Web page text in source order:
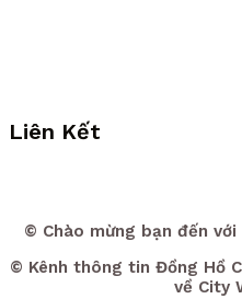
Liên Kết
© Chào mừng bạn đến
© Kênh thông tin Đồng Hồ
về City